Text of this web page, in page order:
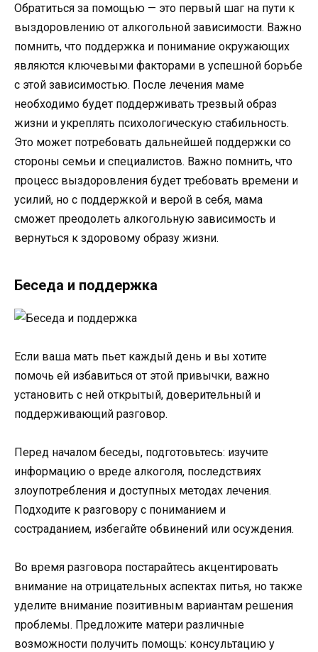
Обратиться за помощью — это первый шаг на пути к
выздоровлению от алкогольной зависимости. Важно
помнить, что поддержка и понимание окружающих
являются ключевыми факторами в успешной борьбе
с этой зависимостью. После лечения маме
необходимо будет поддерживать трезвый образ
жизни и укреплять психологическую стабильность.
Это может потребовать дальнейшей поддержки со
стороны семьи и специалистов. Важно помнить, что
процесс выздоровления будет требовать времени и
усилий, но с поддержкой и верой в себя, мама
сможет преодолеть алкогольную зависимость и
вернуться к здоровому образу жизни.
Беседа и поддержка
Если ваша мать пьет каждый день и вы хотите
помочь ей избавиться от этой привычки, важно
установить с ней открытый, доверительный и
поддерживающий разговор.
Перед началом беседы, подготовьтесь: изучите
информацию о вреде алкоголя, последствиях
злоупотребления и доступных методах лечения.
Подходите к разговору с пониманием и
состраданием, избегайте обвинений или осуждения.
Во время разговора постарайтесь акцентировать
внимание на отрицательных аспектах питья, но также
уделите внимание позитивным вариантам решения
проблемы. Предложите матери различные
возможности получить помощь: консультацию у